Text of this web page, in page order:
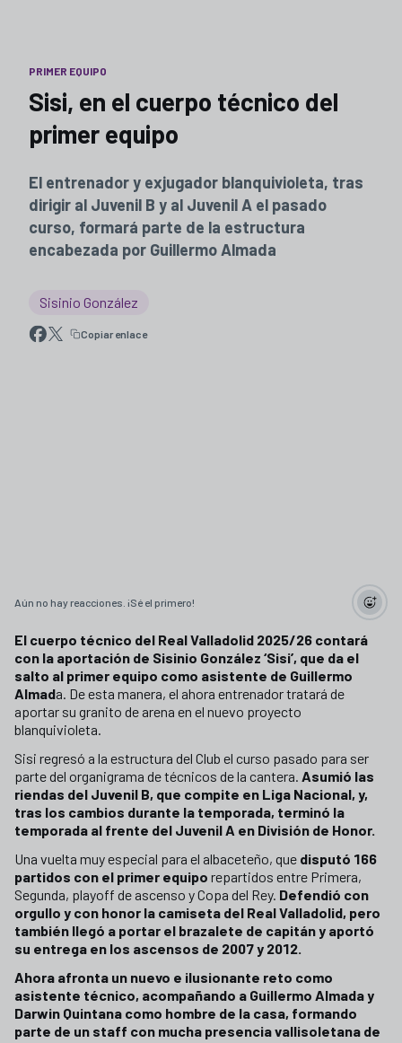
PRIMER EQUIPO
Sisi, en el cuerpo técnico del
primer equipo
El entrenador y exjugador blanquivioleta, tras
dirigir al Juvenil B y al Juvenil A el pasado
curso, formará parte de la estructura
encabezada por Guillermo Almada
Sisinio González
Copiar enlace
Aún no hay reacciones. ¡Sé el primero!
El cuerpo técnico del Real Valladolid 2025/26 contará
con la aportación de Sisinio González ‘Sisi’, que da el
salto al primer equipo como asistente de Guillermo
Almada. De esta manera, el ahora entrenador tratará de
aportar su granito de arena en el nuevo proyecto
blanquivioleta.
Sisi regresó a la estructura del Club el curso pasado para ser
parte del organigrama de técnicos de la cantera. Asumió las
riendas del Juvenil B, que compite en Liga Nacional, y,
tras los cambios durante la temporada, terminó la
temporada al frente del Juvenil A en División de Honor.
Una vuelta muy especial para el albaceteño, que disputó 166
partidos con el primer equipo repartidos entre Primera,
Segunda, playoff de ascenso y Copa del Rey. Defendió con
orgullo y con honor la camiseta del Real Valladolid, pero
también llegó a portar el brazalete de capitán y aportó
su entrega en los ascensos de 2007 y 2012.
Ahora afronta un nuevo e ilusionante reto como
asistente técnico, acompañando a Guillermo Almada y
Darwin Quintana como hombre de la casa, formando
parte de un staff con mucha presencia vallisoletana de